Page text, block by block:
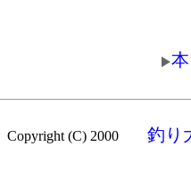
Copyright (C) 2000 釣り